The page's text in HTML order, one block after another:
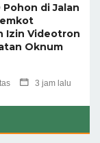
di Jalan
Izin Videotron
Oknum
3 jam lalu